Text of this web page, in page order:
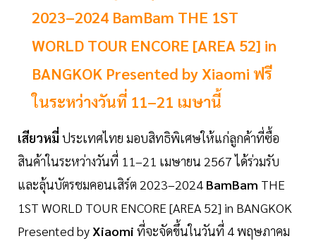
2023–2024 BamBam THE 1ST
WORLD TOUR ENCORE [AREA 52] in
BANGKOK Presented by Xiaomi ฟรี
ในระหว่างวันที่ 11–21 เมษานี้
เสียวหมี่ ประเทศไทย มอบสิทธิพิเศษให้แก่ลูกค้าที่ซื้อ
สินค้าในระหว่างวันที่ 11–21 เมษายน 2567 ได้ร่วมรับ
และลุ้นบัตรชมคอนเสิร์ต 2023–2024 BamBam THE
1ST WORLD TOUR ENCORE [AREA 52] in BANGKOK
Presented by Xiaomi ที่จะจัดขึ้นในวันที่ 4 พฤษภาคม